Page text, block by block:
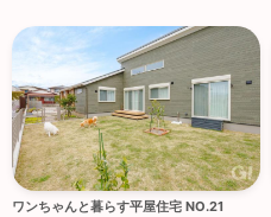
ワンちゃんと暮らす平屋住宅 NO.21